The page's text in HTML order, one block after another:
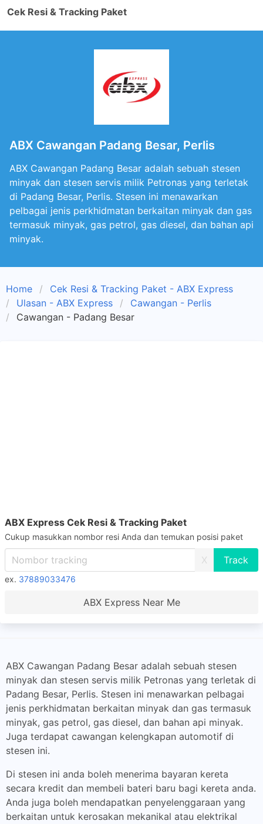
Cek Resi & Tracking Paket
ABX Cawangan Padang Besar, Perlis
ABX Cawangan Padang Besar adalah sebuah stesen
minyak dan stesen servis milik Petronas yang terletak
di Padang Besar, Perlis. Stesen ini menawarkan
pelbagai jenis perkhidmatan berkaitan minyak dan gas
termasuk minyak, gas petrol, gas diesel, dan bahan api
minyak.
Home
Cek Resi & Tracking Paket - ABX Express
Ulasan - ABX Express
Cawangan - Perlis
Cawangan - Padang Besar
ABX Express Cek Resi & Tracking Paket
Cukup masukkan nombor resi Anda dan temukan posisi paket
X
ex. 37889033476
ABX Express Near Me
ABX Cawangan Padang Besar adalah sebuah stesen
minyak dan stesen servis milik Petronas yang terletak di
Padang Besar, Perlis. Stesen ini menawarkan pelbagai
jenis perkhidmatan berkaitan minyak dan gas termasuk
minyak, gas petrol, gas diesel, dan bahan api minyak.
Juga terdapat cawangan kelengkapan automotif di
stesen ini.
Di stesen ini anda boleh menerima bayaran kereta
secara kredit dan membeli bateri baru bagi kereta anda.
Anda juga boleh mendapatkan penyelenggaraan yang
berkaitan untuk kerosakan mekanikal atau elektrikal